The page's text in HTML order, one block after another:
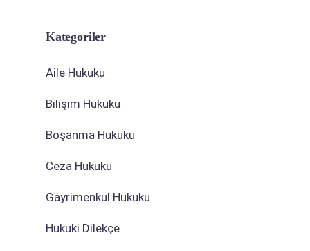
Kategoriler
Aile Hukuku
Bilişim Hukuku
Boşanma Hukuku
Ceza Hukuku
Gayrimenkul Hukuku
Hukuki Dilekçe